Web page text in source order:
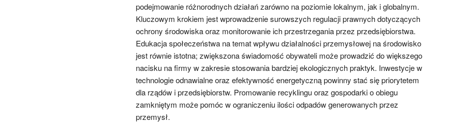
podejmowanie różnorodnych działań zarówno na poziomie lokalnym, jak i globalnym.
Kluczowym krokiem jest wprowadzenie surowszych regulacji prawnych dotyczących
ochrony środowiska oraz monitorowanie ich przestrzegania przez przedsiębiorstwa.
Edukacja społeczeństwa na temat wpływu działalności przemysłowej na środowisko
jest równie istotna; zwiększona świadomość obywateli może prowadzić do większego
nacisku na firmy w zakresie stosowania bardziej ekologicznych praktyk. Inwestycje w
technologie odnawialne oraz efektywność energetyczną powinny stać się priorytetem
dla rządów i przedsiębiorstw. Promowanie recyklingu oraz gospodarki o obiegu
zamkniętym może pomóc w ograniczeniu ilości odpadów generowanych przez
przemysł.